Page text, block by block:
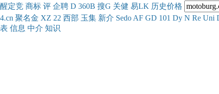
醒定竞 商标 评 企聘 D 360B 搜G 关健 易LK 历史价格
4.cn 聚名金 XZ 22 西部 玉集 新介 Sedo AF GD 101 Dy N Re Uni
表 信息 中介 知识